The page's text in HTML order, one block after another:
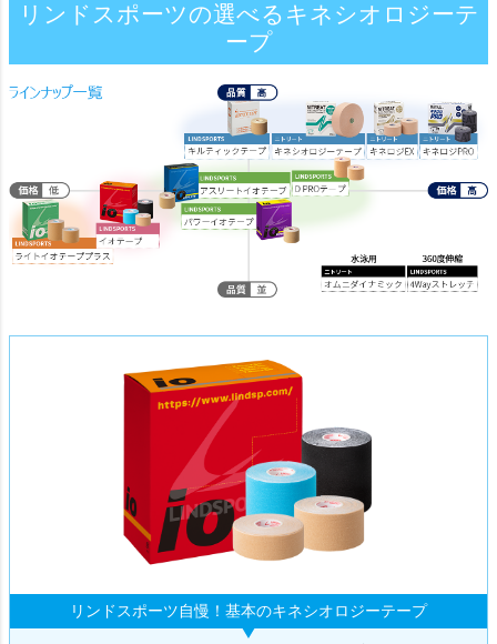
リンドスポーツの選べるキネシオロジーテ
ープ
リンドスポーツ自慢！基本のキネシオロジーテープ